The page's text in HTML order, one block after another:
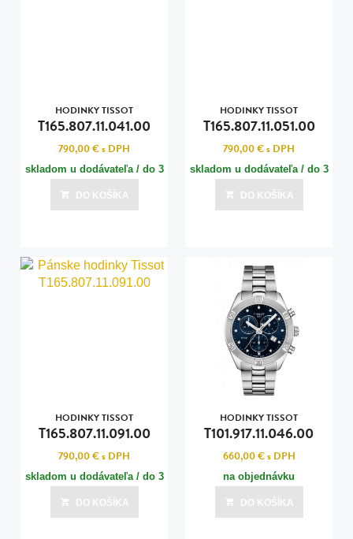
HODINKY TISSOT
T165.807.11.041.00
790,00 €s DPH
skladom u dodávateľa / do 3
dní
Posledná aktualizácia dnes o 08:00
DO KOŠÍKA
HODINKY TISSOT
T165.807.11.051.00
790,00 €s DPH
skladom u dodávateľa / do 3
dní
Posledná aktualizácia dnes o 08:00
DO KOŠÍKA
HODINKY TISSOT
T165.807.11.091.00
790,00 €s DPH
skladom u dodávateľa / do 3
dní
Posledná aktualizácia dnes o 08:00
DO KOŠÍKA
HODINKY TISSOT
T101.917.11.046.00
660,00 €s DPH
na objednávku
DO KOŠÍKA